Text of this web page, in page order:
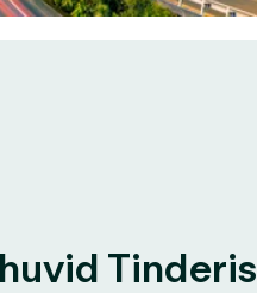
Tinderis